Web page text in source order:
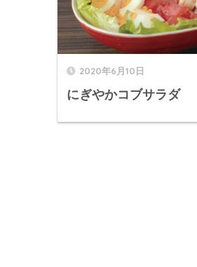
2020年6月10日
にぎやかコブサラダ